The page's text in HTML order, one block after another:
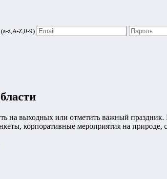
z,A-Z,0-9)
на выходных или отметить важный праздник.
корпоративные мероприятия на природе,